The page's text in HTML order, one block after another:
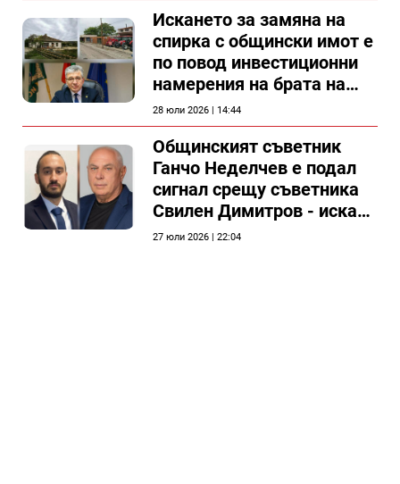
Искането за замяна на
спирка с общински имот е
по повод инвестиционни
намерения на брата на
председателя на
Общински съвет Силистра
28 юли 2026 | 14:44
Общинският съветник
Ганчо Неделчев е подал
сигнал срещу съветника
Свилен Димитров - иска
етичната комисия на
27 юли 2026 | 22:04